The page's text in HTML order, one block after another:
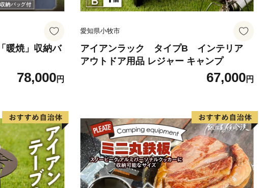
暖焼」収納バ
78,000円
愛知県小牧市
アイアンラック タイプB インテリア
アウトドア用品 レジャー キャンプ
67,000円